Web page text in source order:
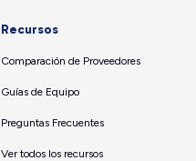
Recursos
Comparación de Proveedores
Guías de Equipo
Preguntas Frecuentes
Ver todos los recursos